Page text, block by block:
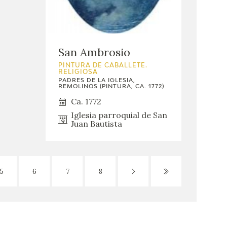
San Ambrosio
PINTURA DE CABALLETE.
RELIGIOSA
PADRES DE LA IGLESIA,
REMOLINOS (PINTURA, CA. 1772)
Ca. 1772
Iglesia parroquial de San
Juan Bautista
5 6 7 8